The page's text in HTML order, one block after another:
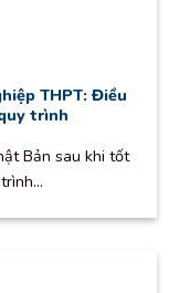
THPT: Điều
trình
Bản sau khi tốt